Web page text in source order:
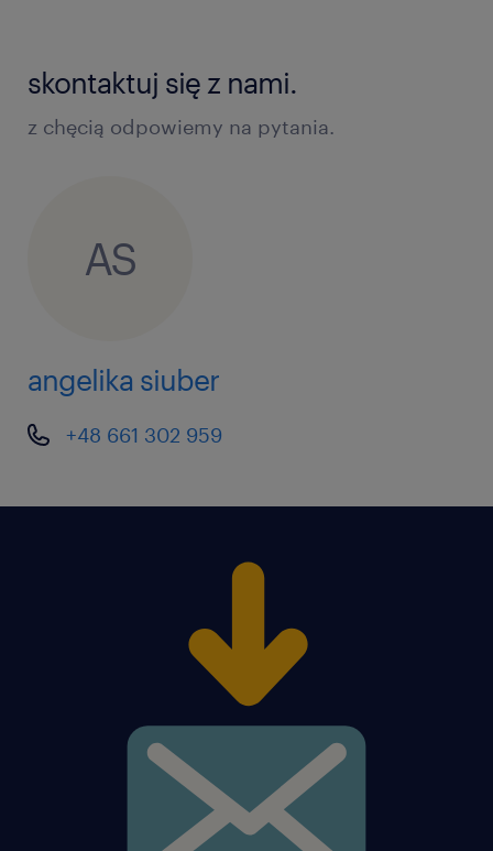
skontaktuj się z nami.
z chęcią odpowiemy na pytania.
AS
angelika siuber
+48 661 302 959